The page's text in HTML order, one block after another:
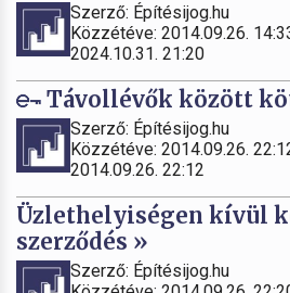
Szerző: Építésijog.hu
Közzétéve: 2014.09.26.
2024.10.31. 21:20
Távollévők között
Szerző: Építésijog.hu
Közzétéve: 2014.09.26.
2014.09.26. 22:12
Üzlethelyiségen kívül
szerződés »
Szerző: Építésijog.hu